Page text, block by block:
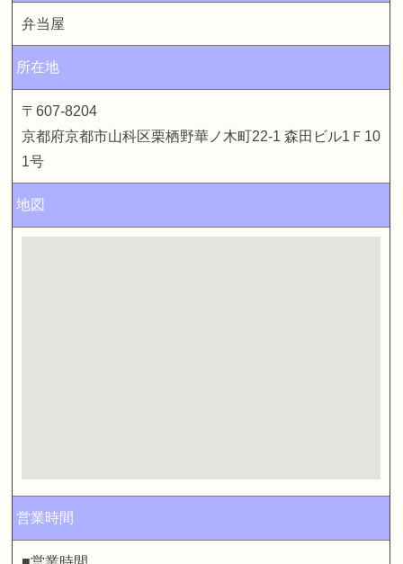
弁当屋
所在地
〒607-8204
京都府京都市山科区栗栖野華ノ木町22-1 森田ビル1Ｆ10
1号
地図
営業時間